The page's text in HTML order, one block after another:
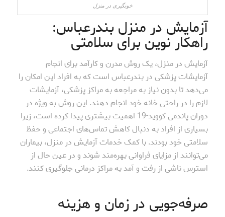
خونگیری در منزل
آزمایش در منزل بندرعباس:
راهکار نوین برای سلامتی
آزمایش در منزل، یک روش مدرن و کارآمد برای انجام
آزمایشات پزشکی در بندرعباس است که به افراد این امکان را
می‌دهد تا بدون نیاز به مراجعه به مراکز پزشکی، آزمایشات
لازم را در راحتی خانه خود انجام دهند. این روش به ویژه در
دوران پاندمی کووید-19 اهمیت بیشتری پیدا کرده است، زیرا
بسیاری از افراد به دنبال کاهش تماس‌های اجتماعی و حفظ
سلامتی خود بودند. با کمک خدمات آزمایش در منزل، بیماران
می‌توانند از مزایای فراوانی بهره‌مند شوند و در عین حال از
استرس ناشی از رفت و آمد به مراکز درمانی جلوگیری کنند.
صرفه‌جویی در زمان و هزینه